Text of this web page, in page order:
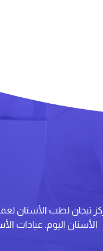
تيجان لطب الأسنان
الأسنان اليوم. عيادات